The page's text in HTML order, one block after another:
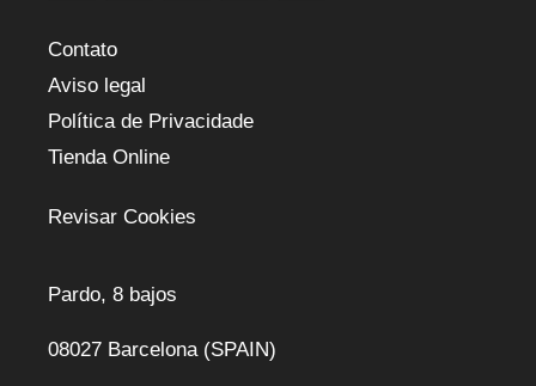
Contato
Aviso legal
Política de Privacidade
Tienda Online
Revisar Cookies
Pardo, 8 bajos
08027 Barcelona (SPAIN)